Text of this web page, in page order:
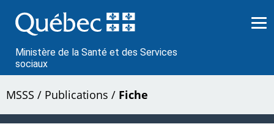
au
contenu
Ministère de la Santé et des Services
sociaux
MSSS / Publications / Fiche